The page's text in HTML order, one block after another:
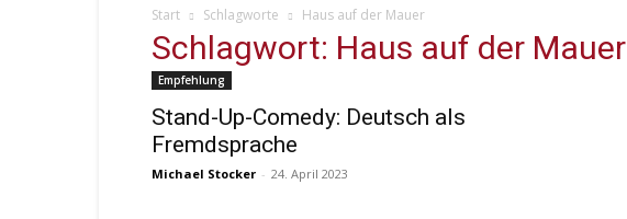
Start Schlagworte Haus auf der Mauer
Schlagwort: Haus auf der Mauer
Empfehlung
Stand-Up-Comedy: Deutsch als
Fremdsprache
Michael Stocker - 24. April 2023